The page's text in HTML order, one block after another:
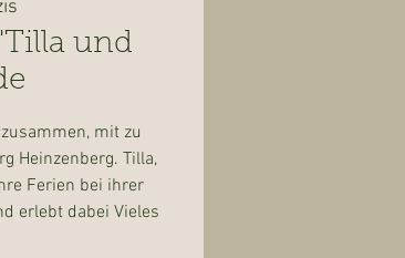
und
mit zu
Heinzenberg. Tilla,
Ferien bei ihrer
erlebt dabei Vieles